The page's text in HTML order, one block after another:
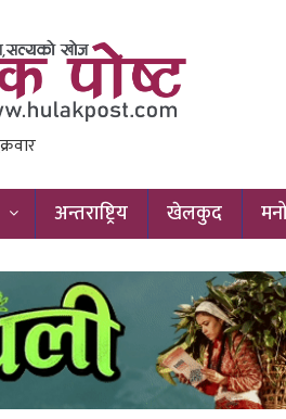
अन्तराष्ट्रिय खेलकुद